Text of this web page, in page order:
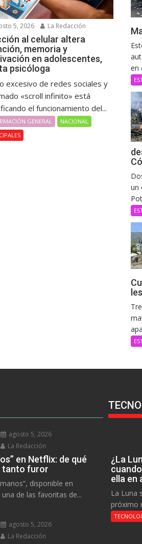
5, 2026 La Redacción
al celular altera
memoria y
en adolescentes,
psicóloga
excesivo de redes sociales y
«scroll infinito» está
el funcionamiento del...
GENERAL
NACIONAL
en
un
agosto 5, 2026
La Redacción
en Netflix: de qué
tanto furor
disponible en
de las favoritas de...
agosto 5, 2026
La Redacción
¿La
ella en
La Luna
próximo